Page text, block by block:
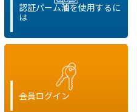
認証パーム油を使用するに
は
会員ログイン